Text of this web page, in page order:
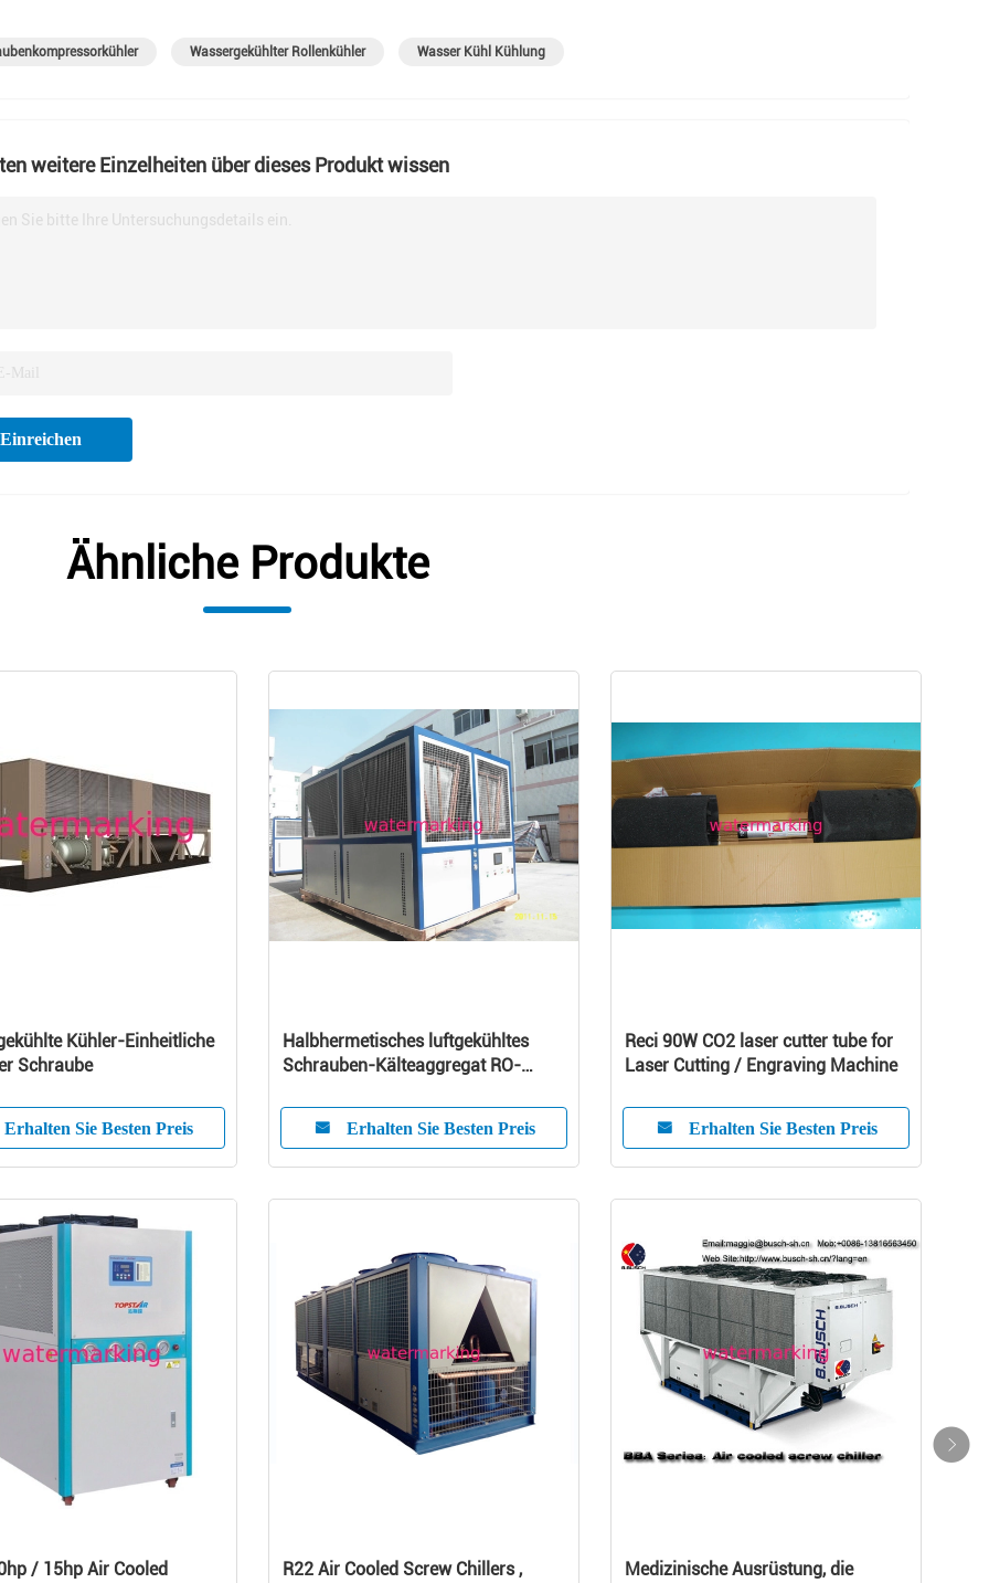
Wassergekühlter Rollenkühler Wasser Kühl Kühlung
weitere Einzelheiten über dieses Produkt wissen
Sie bitte Ihre Untersuchungsdetails ein.
Einreichen
Ähnliche Produkte
Kühler-Einheitliche
Schraube
Erhalten Sie Besten Preis
Halbhermetisches luftgekühltes
Schrauben-Kälteaggregat RO-
50HZ/60HZ
Erhalten Sie Besten Preis
Reci 90W CO2 laser cutter tube for
Laser Cutting / Engraving Machine
Erhalten Sie Besten Preis
/ 15hp Air Cooled R22 Air Cooled Screw Chillers , Medizinische Ausrüstung, die